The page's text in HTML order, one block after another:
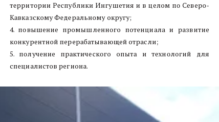
территории Республики Ингушетия и в целом по Северо-
Кавказскому Федеральному округу;
4. повышение промышленного потенциала и развитие
конкурентной перерабатывающей отрасли;
5. получение практического опыта и технологий для
специалистов региона.